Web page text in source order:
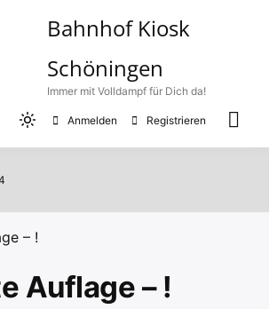
Bahnhof Kiosk
Schöningen
Immer mit Volldampf für Dich da!
Light
mode
switch
to
Anmelden Registrieren
Auflage – !